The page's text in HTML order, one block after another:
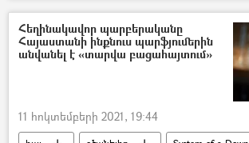
Հեղինակավոր պարբերականը
Հայաստանի ինքնուս պարֆյումերին
անվանել է «տարվա բացահայտում»
11 հոկտեմբերի 2021, 19:44